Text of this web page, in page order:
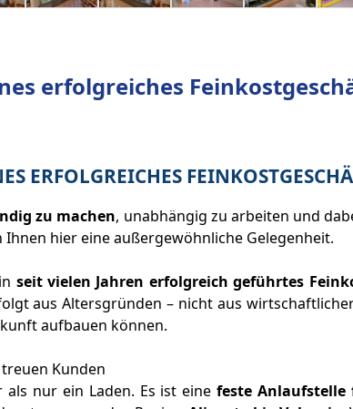
erfolgreiches
ERFOLGREICHES
zu machen, unabhängig zu arbeiten und
hier eine außergewöhnliche Gelegenheit.
seit vielen Jahren erfolgreich geführtes
aus Altersgründen – nicht aus
aufbauen können.
Kunden
als nur ein Laden. Es ist einefeste Anlaufstelle